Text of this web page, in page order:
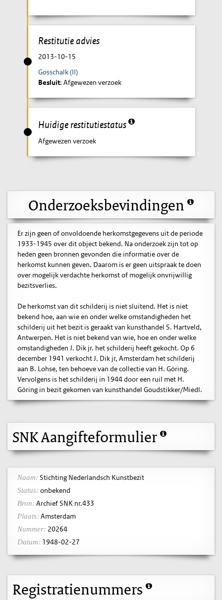
Restitutie advies
2013-10-15
Gosschalk (II)
Besluit: Afgewezen verzoek
Huidige restitutiestatus
Afgewezen verzoek
Onderzoeksbevindingen
Er zijn geen of onvoldoende herkomstgegevens uit de periode
1933-1945 over dit object bekend. Na onderzoek zijn tot op
heden geen bronnen gevonden die informatie over de
herkomst kunnen geven. Daarom is er geen uitspraak te doen
over mogelijk verdachte herkomst of mogelijk onvrijwillig
bezitsverlies.
De herkomst van dit schilderij is niet sluitend. Het is niet
bekend hoe, aan wie en onder welke omstandigheden het
schilderij uit het bezit is geraakt van kunsthandel S. Hartveld,
Antwerpen. Het is niet bekend van wie, hoe en onder welke
omstandigheden J. Dik jr. het schilderij heeft gekocht. Op 6
december 1941 verkocht J. Dik jr, Amsterdam het schilderij
aan B. Lohse, ten behoeve van de collectie van H. Göring.
Vervolgens is het schilderij in 1944 door een ruil met H.
Göring in bezit gekomen van kunsthandel Goudstikker/Miedl.
SNK Aangifteformulier
Naam: Stichting Nederlandsch Kunstbezit
Status: onbekend
Bron: Archief SNK nr.433
Plaats: Amsterdam
Nummer: 20264
Datum: 1948-02-27
Registratienummers